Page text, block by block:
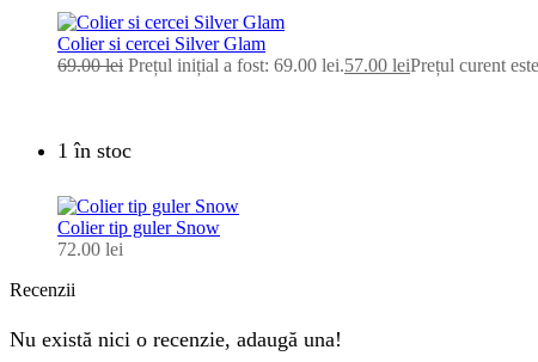
Colier si cercei Silver Glam
69.00lei Prețul inițial a fost: 69.00 lei.57.00 leiPrețul curent
1 în stoc
Colier tip guler Snow
72.00 lei
Recenzii
Nu există nici o recenzie, adaugă una!